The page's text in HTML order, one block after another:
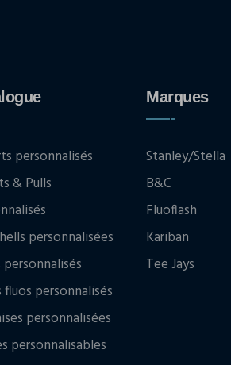
personnalisés
& Pulls
personnalisées
personnalisés
personnalisées
personnalisables
Marques
Stanley/Stella
B&C
Fluoflash
Kariban
Tee Jays